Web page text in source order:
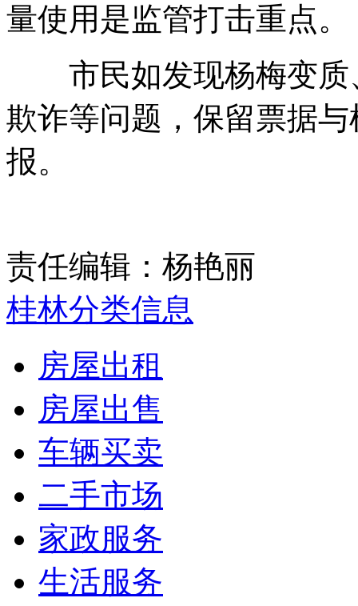
量使用是监管打击重点。
市民如发现杨梅变质
欺诈等问题，保留票据
报。
责任编辑：杨艳丽
桂林分类信息
房屋出租
房屋出售
车辆买卖
二手市场
家政服务
生活服务